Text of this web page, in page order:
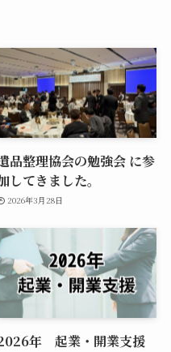
品整理協会の勉強会 に参
してきました。
2026年3月28日
年 起業・開業支援